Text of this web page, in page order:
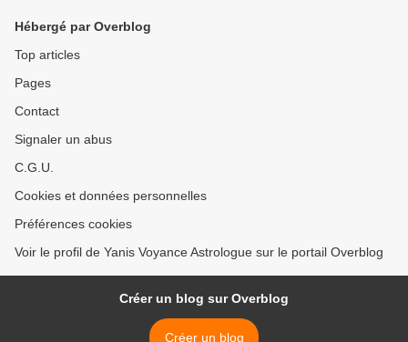
Hébergé par Overblog
Top articles
Pages
Contact
Signaler un abus
C.G.U.
Cookies et données personnelles
Préférences cookies
Voir le profil de Yanis Voyance Astrologue sur le portail Overblog
Créer un blog sur Overblog
Créer un blog